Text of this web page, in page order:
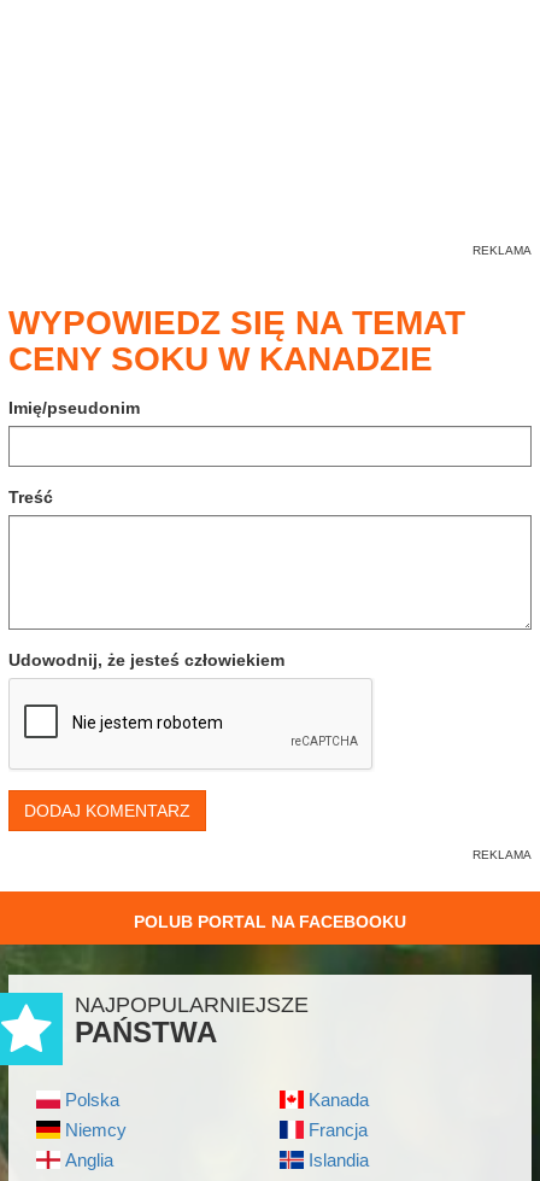
WYPOWIEDZ SIĘ NA TEMAT
CENY SOKU W KANADZIE
Imię/pseudonim
Treść
Udowodnij, że jesteś człowiekiem
DODAJ KOMENTARZ
POLUB PORTAL NA FACEBOOKU
NAJPOPULARNIEJSZE
PAŃSTWA
Polska
Niemcy
Anglia
Kanada
Francja
Islandia